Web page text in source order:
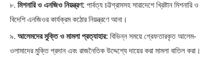
৮. মিশনারি ও এনজিও নিয়ন্ত্রণ: পার্বত্য চট্টগ্রামসহ সারাদেশে খ্রিষ্টান মিশনারি ও
বিদেশি এনজিওর কার্যক্রম কঠোর নিয়ন্ত্রণে আনা।
৯. আলেমদের মুক্তি ও মামলা প্রত্যাহার: বিভিন্ন সময়ে গ্রেফতারকৃত আলেম-
ওলামাদের মুক্তি প্রদান এবং রাজনৈতিক উদ্দেশ্যে দায়ের করা মামলা বাতিল করা।